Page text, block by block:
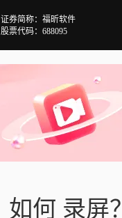
证券简称：福昕软件
股票代码：688095
如何 录屏